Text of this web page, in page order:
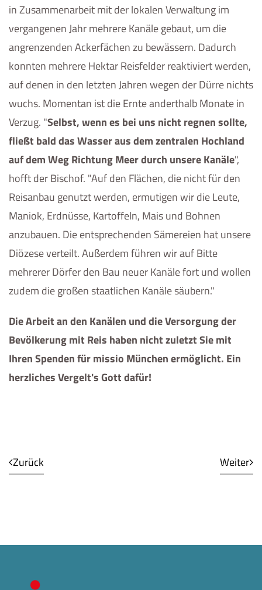
in Zusammenarbeit mit der lokalen Verwaltung im
vergangenen Jahr mehrere Kanäle gebaut, um die
angrenzenden Ackerfächen zu bewässern. Dadurch
konnten mehrere Hektar Reisfelder reaktiviert werden,
auf denen in den letzten Jahren wegen der Dürre nichts
wuchs. Momentan ist die Ernte anderthalb Monate in
Verzug. "Selbst, wenn es bei uns nicht regnen sollte,
fließt bald das Wasser aus dem zentralen Hochland
auf dem Weg Richtung Meer durch unsere Kanäle",
hofft der Bischof. "Auf den Flächen, die nicht für den
Reisanbau genutzt werden, ermutigen wir die Leute,
Maniok, Erdnüsse, Kartoffeln, Mais und Bohnen
anzubauen. Die entsprechenden Sämereien hat unsere
Diözese verteilt. Außerdem führen wir auf Bitte
mehrerer Dörfer den Bau neuer Kanäle fort und wollen
zudem die großen staatlichen Kanäle säubern."
Die Arbeit an den Kanälen und die Versorgung der
Bevölkerung mit Reis haben nicht zuletzt Sie mit
Ihren Spenden für missio München ermöglicht. Ein
herzliches Vergelt's Gott dafür!
Zurück Weiter